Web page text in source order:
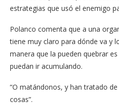
estrategias que usó el enemigo
Polanco comenta que a una
tiene muy claro para dónde va y
manera que la pueden quebrar
puedan ir acumulando.
“O matándonos, y han tratado
cosas”.